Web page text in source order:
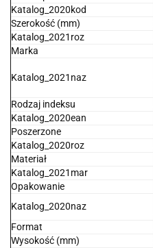
Katalog_2020kod
Szerokość (mm)
Katalog_2021roz
Marka
Katalog_2021naz
Rodzaj indeksu
Katalog_2020ean
Poszerzone
Katalog_2020roz
Materiał
Katalog_2021mar
Opakowanie
Katalog_2020naz
Format
Wysokość (mm)